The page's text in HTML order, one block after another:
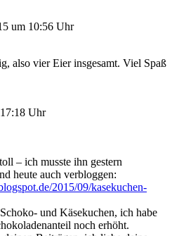
um 10:56 Uhr
also vier Eier insgesamt. Viel Spaß
Uhr
– ich musste ihn gestern
heute auch verbloggen:
2015/09/kasekuchen-
und Käsekuchen, ich habe
noch erhöht.